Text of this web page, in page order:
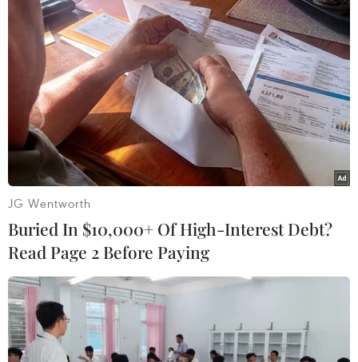
Phiến quân Syria buộc phải để lại vũ khí
hạng nặng nếu rời khỏi Aleppo
11/12/2016 23:13
Mỹ và Nga đã đưa ra một đề xuất cho các phần tử nổi
JG Wentworth
Buried In $10,000+ Of High-Interest Debt?
Read Page 2 Before Paying